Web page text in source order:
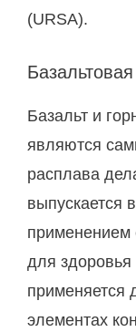
(URSA).
Базальт и
являются
расплава
выпускается
применением
для здоровья
применяется
элементах